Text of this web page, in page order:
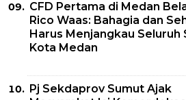
CFD Pertama di Medan
Rico Waas: Bahagia dan
Harus Menjangkau Seluruh
Kota Medan
Pj Sekdaprov Sumut Ajak